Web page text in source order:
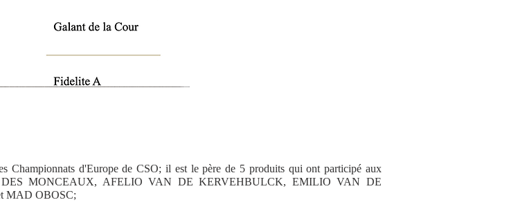
Championnats d'Europe de CSO; il est le père de 5 produits qui ont participé aux
DES MONCEAUX, AFELIO VAN DE KERVEHBULCK, EMILIO VAN DE
MAD OBOSC;